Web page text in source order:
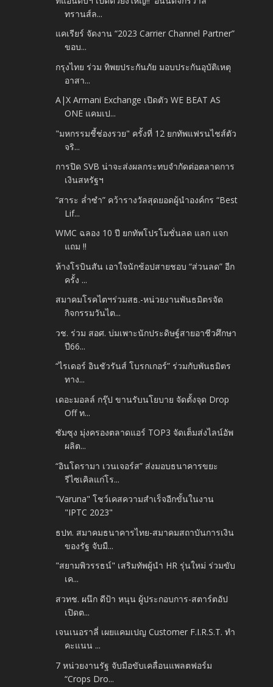
ทรานส์ล...
แคเรียร์ จัดงาน “2023 Carrier Channel Partner”
ขอบ...
กรุงไทย ร่วม ทิพยประกันภัย มอบประกันอุบัติเหตุ
อาสา...
A|X Armani Exchange เปิดตัว WE BEAT AS
ONE แคมเป...
"มหกรรมชี้ช่องรวย" ครั้งที่ 12 ยกทัพแฟรนไชส์ตัว
จริ...
การปิด SVB น่าจะส่งผลกระทบจำกัดต่อตลาดการ
เงินสหรัฐฯ
“สาระ ล่ำซำ” คว้ารางวัลสุดยอดผู้นำองค์กร “Best
Lif...
WMC ฉลอง 10 ปี ยกทัพโปรโมชั่นลด แลก แจก
แถม !!
ห้างโรบินสัน เอาใจนักช้อปสายชอบ “ส่วนลด” อีก
ครั้ง ...
สมาคมโรคไตฯร่วมสธ.-หน่วยงานพันธมิตรจัด
กิจกรรมวันไต...
วช. ร่วม สอศ. บ่มเพาะนักประดิษฐ์สายอาชีวศึกษา
ปี66...
“ไรเดอร์ อินชัวรันส์ โบรกเกอร์” ร่วมกับพันธมิตร
ทาง...
เดอะมอลล์ กรุ๊ป ขานรับนโยบาย จัดตั้งจุด Drop
Off ท...
ซัมซุง มุ่งครองตลาดแอร์ TOP3 จัดเต็มส่งไลน์อัพ
ผลิต...
“อินโดรามา เวนเจอร์ส” ส่งมอบธนาคารขยะ
รีไซเคิลแก่โร...
"Varuna" โชว์เคสความสำเร็จอีกขั้นในงาน
"IPTC 2023"
ธปท. สมาคมธนาคารไทย-สมาคมสถาบันการเงิน
ของรัฐ จับมื...
"สยามพิวรรธน์" เสริมทัพผู้นำ HR รุ่นใหม่ ร่วมขับ
เค...
สวทช. ผนึก ดีป้า หนุน ผู้ประกอบการ-สตาร์ตอัป
เปิดต...
เจนเนอราลี่ เผยแคมเปญ Customer F.I.R.S.T. ทำ
คะแนน ...
7 หน่วยงานรัฐ จับมือขับเคลื่อนแพลตฟอร์ม
“Crops Dro...